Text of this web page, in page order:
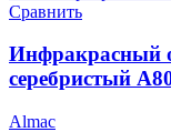
Сравнить
Инфракрасный
серебристый
Almac